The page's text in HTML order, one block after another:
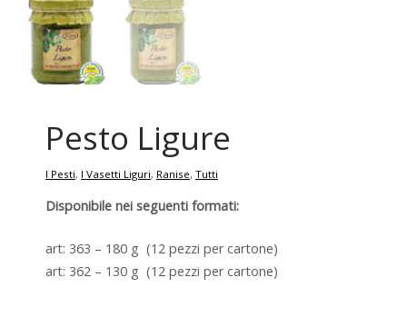
Pesto Ligure
I Pesti, I Vasetti Liguri, Ranise, Tutti
Disponibile nei seguenti formati:
art: 363 – 180 g (12 pezzi per cartone)
art: 362 – 130 g (12 pezzi per cartone)